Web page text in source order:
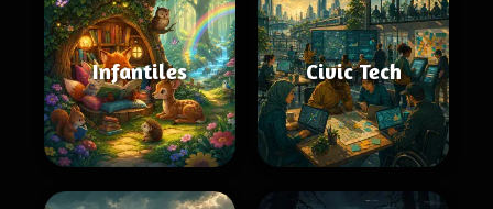
Infantiles Civic Tech